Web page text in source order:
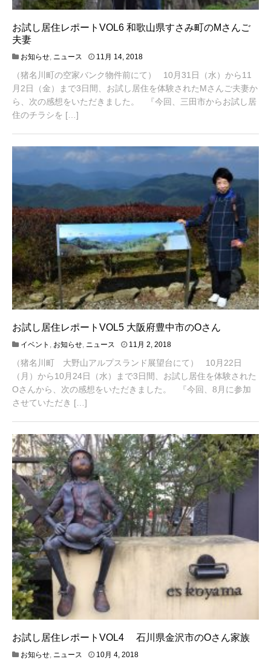
お試し居住レポートVOL6 和歌山県すさみ町のMさんご
夫妻
お知らせ, ニュース 11月 14, 20184
2
0
（猪名川町の空家バンク物件前にて） 10月31日（水）から11
月2日（金）まで3日間、お試し居住を体験されたMさんご夫妻か
ら、次の感想をいただきました。 『今回、三田市からお試し居
住のチラシを […]
お試し居住レポートVOL5 大阪府豊中市のOさん
イベント , お知らせ, ニュース 11月 2, 20184
2
0
（猪名川町 大野山アルプスランド展望台にて） 10月22日
（月）から10月24日（水）まで3日間、お試し居住を体験された
Oさんから、次の感想をいただきました。 『今回、8月に参加
させていただき […]
お試し居住レポートVOL4 石川県金沢市のOさん家族
お知らせ, ニュース 10月 4, 20184